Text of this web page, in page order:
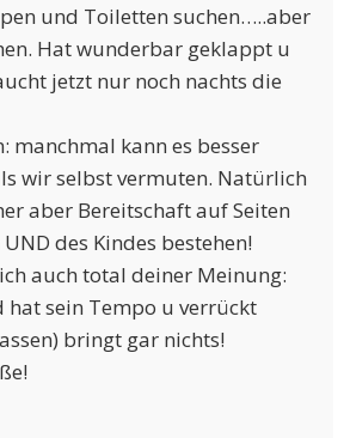
und Toiletten suchen…..aber
Hat wunderbar geklappt u
jetzt nur noch nachts die
manchmal kann es besser
wir selbst vermuten. Natürlich
aber Bereitschaft auf Seiten
des Kindes bestehen!
auch total deiner Meinung:
hat sein Tempo u verrückt
bringt gar nichts!